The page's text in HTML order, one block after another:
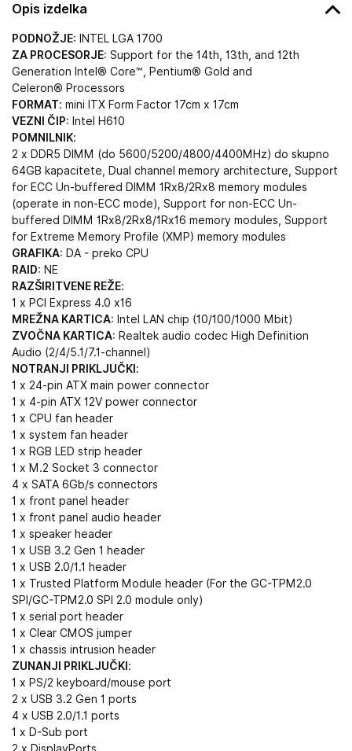
Opis izdelka
PODNOŽJE: INTEL LGA 1700
ZA PROCESORJE: Support for the 14th, 13th, and 12th
Generation Intel ® Core™, Pentium® Gold and
Celeron® Processors
FORMAT: mini ITX Form Factor 17cm x 17cm
VEZNI ČIP: Intel H610
POMNILNIK:
2 x DDR5 DIMM (do 5600/5200/4800/4400MHz) do skupno
64GB kapacitete, Dual channel memory architecture, Support
for ECC Un-buffered DIMM 1Rx8/2Rx8 memory modules
(operate in non-ECC mode), Support for non-ECC Un-
buffered DIMM 1Rx8/2Rx8/1Rx16 memory modules, Support
for Extreme Memory Profile (XMP) memory modules
GRAFIKA: DA - preko CPU
RAID: NE
RAZŠIRITVENE REŽE:
1 x PCI Express 4.0 x16
MREŽNA KARTICA: Intel LAN chip (10/100/1000 Mbit)
ZVOČNA KARTICA: Realtek audio codec High Definition
Audio (2/4/5.1/7.1-channel)
NOTRANJI PRIKLJUČKI :
1 x 24-pin ATX main power connector
1 x 4-pin ATX 12V power connector
1 x CPU fan header
1 x system fan header
1 x RGB LED strip header
1 x M.2 Socket 3 connector
4 x SATA 6Gb/s connectors
1 x front panel header
1 x front panel audio header
1 x speaker header
1 x USB 3.2 Gen 1 header
1 x USB 2.0/1.1 header
1 x Trusted Platform Module header (For the GC-TPM2.0
SPI/GC-TPM2.0 SPI 2.0 module only)
1 x serial port header
1 x Clear CMOS jumper
1 x chassis intrusion header
ZUNANJI PRIKLJUČKI :
1 x PS/2 keyboard/mouse port
2 x USB 3.2 Gen 1 ports
4 x USB 2.0/1.1 ports
1 x D-Sub port